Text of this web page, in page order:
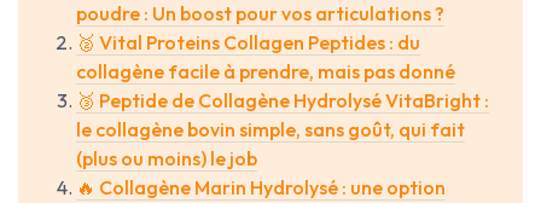
poudre : Un boost pour vos articulations ?
🥈 Vital Proteins Collagen Peptides : du
collagène facile à prendre, mais pas donné
🥉 Peptide de Collagène Hydrolysé VitaBright :
le collagène bovin simple, sans goût, qui fait
(plus ou moins) le job
🔥 Collagène Marin Hydrolysé : une option